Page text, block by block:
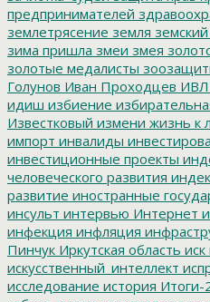
предпринимателей
землетрясение земля
зима пришла змеи змея
золотые медалисты
Голунов Иван Проходцев ИВЛ
идиш избиение
Известковый измени жизнь к
импорт инвалиды
инвестиционные проекты
человеческого развития
развитие иностранные
инсульт интервью Интернет
инфекция инфляция
Пинчук Иркутская область иск
искусственный_интеллект
исследование история Итоги-